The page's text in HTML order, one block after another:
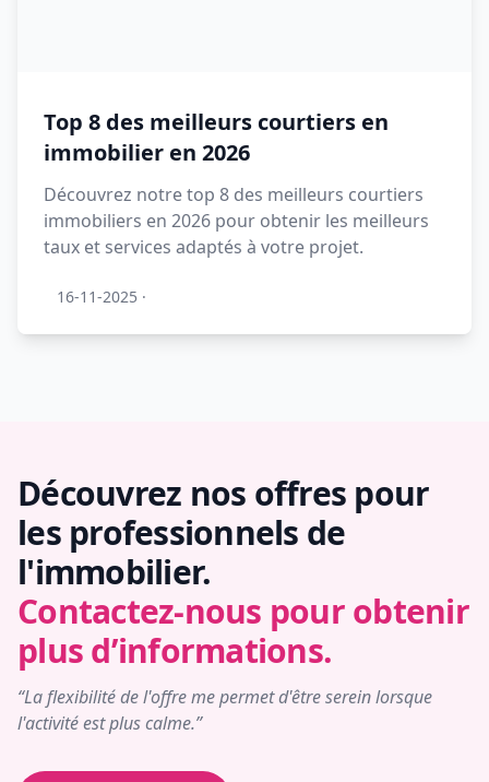
Top 8 des meilleurs courtiers en
immobilier en 2026
Découvrez notre top 8 des meilleurs courtiers
immobiliers en 2026 pour obtenir les meilleurs
taux et services adaptés à votre projet.
16-11-2025 ·
Découvrez nos offres pour
les professionnels de
l'immobilier.
Contactez-nous pour obtenir
plus d’informations.
“La flexibilité de l'offre me permet d'être serein lorsque
l'activité est plus calme.”